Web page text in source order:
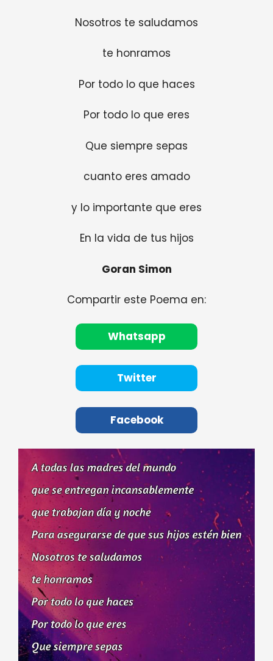
Nosotros te saludamos
te honramos
Por todo lo que haces
Por todo lo que eres
Que siempre sepas
cuanto eres amado
y lo importante que eres
En la vida de tus hijos
Goran Simon
Compartir este Poema en:
Whatsapp
Twitter
Facebook